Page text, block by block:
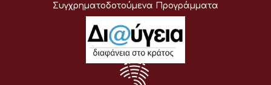
Συγχρηματοδοτούμενα Προγράμματα